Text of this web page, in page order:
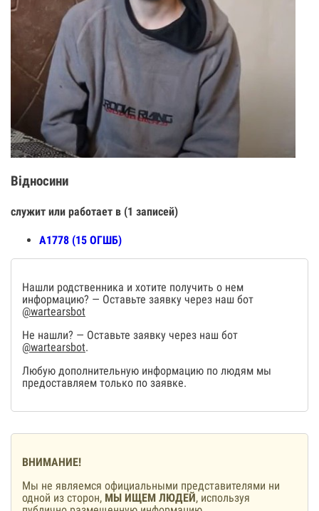
Відносини
служит или работает в (1 записей)
А1778 (15 ОГШБ)
Нашли родственника и хотите получить о нем
информацию? — Оставьте заявку через наш бот
@wartearsbot
Не нашли? — Оставьте заявку через наш бот
@wartearsbot.
Любую дополнительную информацию по людям мы
предоставляем только по заявке.
ВНИМАНИЕ!
Мы не являемся официальными представителями ни
одной из сторон, МЫ ИЩЕМ ЛЮДЕЙ, используя